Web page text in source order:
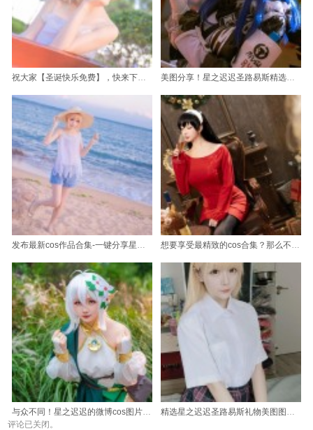
祝大家【圣诞快乐免费】，快来下载【星之迟迟】最新的图片集 美图分享！星之迟迟圣路易斯精选原创照片曝光
评论已关闭。